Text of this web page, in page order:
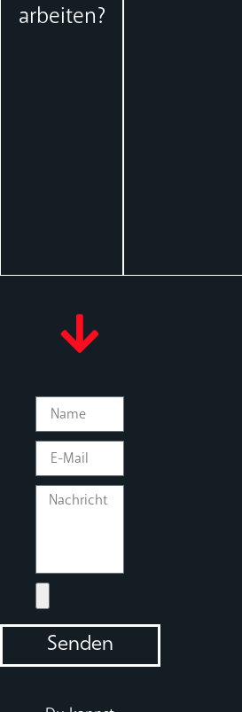
arbeiten?
Senden